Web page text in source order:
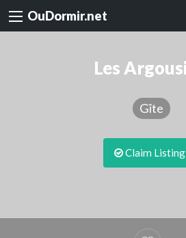
OuDormir.net
Les
Gîte
Claim Listing